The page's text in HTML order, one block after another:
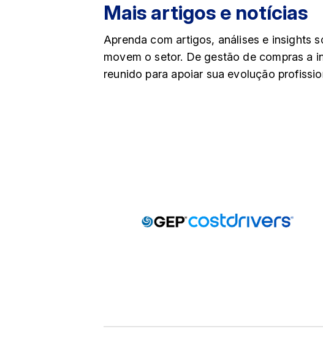
Mais artigos e notícias
Aprenda com artigos, análises e insights
movem o setor. De gestão de compras a
reunido para apoiar sua evolução